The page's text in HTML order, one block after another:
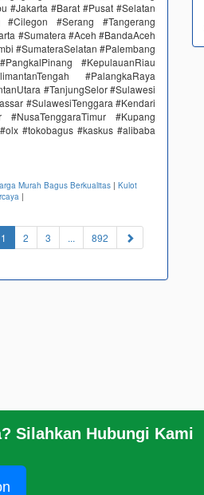
#Jakarta #Barat #Pusat #Selatan
#Serang #Tangerang
#Sumatera #Aceh #BandaAceh
#SumateraSelatan #Palembang
#KepulauanRiau
#PalangkaRaya
#TanjungSelor #Sulawesi
#SulawesiTenggara #Kendari
#Kupang
#tokobagus #kaskus #alibaba
Murah Bagus Berkualitas | Kulot
|
1 (current)
2 3 ... 892
Silahkan Hubungi Kami